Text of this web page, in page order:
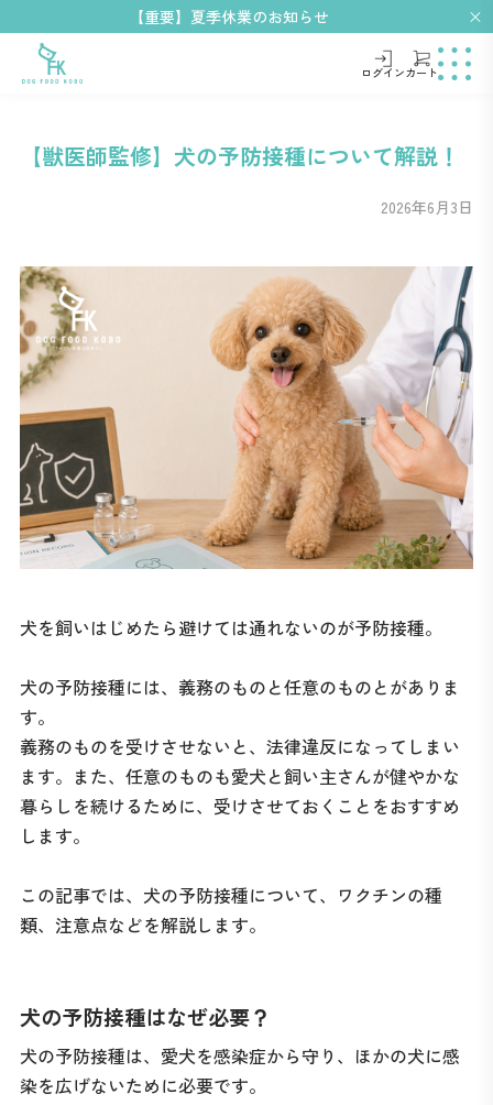
【重要】夏季休業のお知らせ
ログインカート
【獣医師監修】犬の予防接種について解説！
2026年6月3日
犬を飼いはじめたら避けては通れないのが予防接種。
犬の予防接種には、義務のものと任意のものとがありま
す。
義務のものを受けさせないと、法律違反になってしまい
ます。また、任意のものも愛犬と飼い主さんが健やかな
暮らしを続けるために、受けさせておくことをおすすめ
します。
この記事では、犬の予防接種について、ワクチンの種
類、注意点などを解説します。
犬の予防接種はなぜ必要？
犬の予防接種は、愛犬を感染症から守り、ほかの犬に感
染を広げないために必要です。